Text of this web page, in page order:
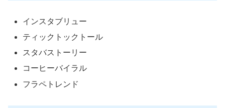
インスタブリュー
ティックトックトール
スタバストーリー
コーヒーバイラル
フラペトレンド